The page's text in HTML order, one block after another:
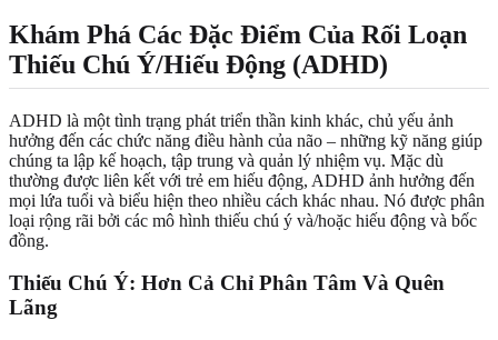
Khám Phá Các Đặc Điểm Của Rối Loạn
Thiếu Chú Ý/Hiếu Động (ADHD)
ADHD là một tình trạng phát triển thần kinh khác, chủ yếu ảnh
hưởng đến các chức năng điều hành của não – những kỹ năng giúp
chúng ta lập kế hoạch, tập trung và quản lý nhiệm vụ. Mặc dù
thường được liên kết với trẻ em hiếu động, ADHD ảnh hưởng đến
mọi lứa tuổi và biểu hiện theo nhiều cách khác nhau. Nó được phân
loại rộng rãi bởi các mô hình thiếu chú ý và/hoặc hiếu động và bốc
đồng.
Thiếu Chú Ý: Hơn Cả Chỉ Phân Tâm Và Quên
Lãng